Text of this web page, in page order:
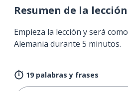
Resumen de la lección
Empieza la lección y será
Alemania durante 5 minutos.
19 palabras y frases